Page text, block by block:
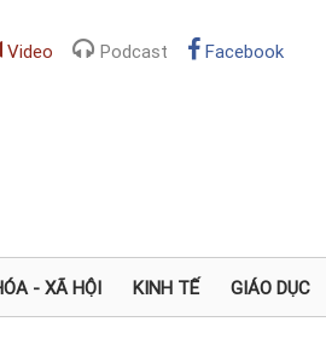
Video Podcast Facebook
- XÃ HỘI KINH TẾ GIÁO DỤC